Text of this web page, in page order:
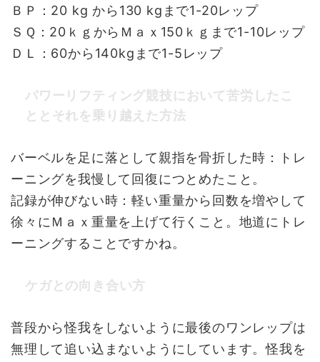
ＢＰ：20 kg から130 kgまで1-20レップ
ＳＱ：20ｋｇからＭａｘ150ｋｇまで1-10レップ
ＤＬ：60から140kgまで1-5レップ
パワーリフティング競技において苦労したこ
ととそれを乗り越えた方法
バーベルを足に落として親指を骨折した時：トレ
ーニングを我慢して回復につとめたこと。
記録が伸びない時：軽い重量から回数を増やして
徐々にＭａｘ重量を上げて行くこと。地道にトレ
ーニングすることですかね。
ケガとの向き合い方
普段から怪我をしないように最後のワンレップは
無理して追い込まないようにしています。怪我を